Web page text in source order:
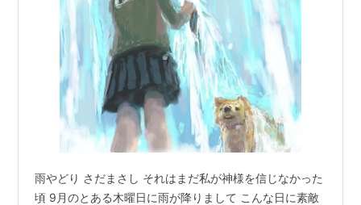
雨やどり さだまさし それはまだ私が神様を信じなかった
頃 9月のとある木曜日に雨が降りまして こんな日に素敵